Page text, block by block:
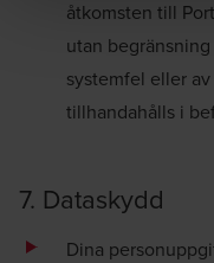
åtkomsten till
utan
systemfel eller
tillhandahålls i
7. Dataskydd
Dina